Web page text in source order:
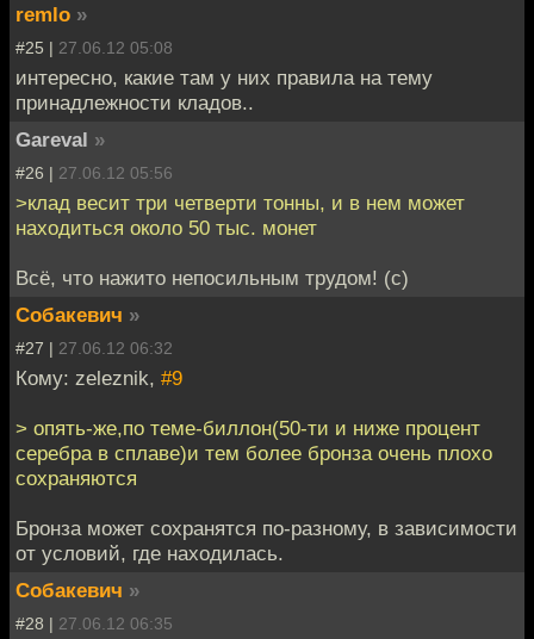
remlo »
#25 | 27.06.12 05:08
интересно, какие там у них правила на тему
принадлежности кладов..
Gareval »
#26 | 27.06.12 05:56
>клад весит три четверти тонны, и в нем может
находиться около 50 тыс. монет
Всё, что нажито непосильным трудом! (с)
Собакевич »
#27 | 27.06.12 06:32
Кому: zeleznik, #9
> опять-же,по теме-биллон(50-ти и ниже процент
серебра в сплаве)и тем более бронза очень плохо
сохраняются
Бронза может сохранятся по-разному, в зависимости
от условий, где находилась.
Собакевич »
#28 | 27.06.12 06:35